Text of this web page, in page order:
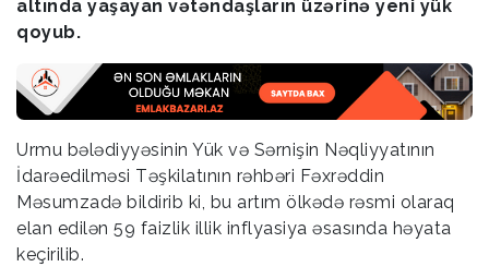
altında yaşayan vətəndaşların üzərinə yeni yük
qoyub.
Urmu bələdiyyəsinin Yük və Sərnişin Nəqliyyatının
İdarəedilməsi Təşkilatının rəhbəri Fəxrəddin
Məsumzadə bildirib ki, bu artım ölkədə rəsmi olaraq
elan edilən 59 faizlik illik inflyasiya əsasında həyata
keçirilib.